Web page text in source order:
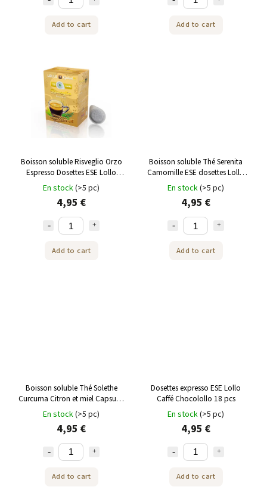
Add to cart Add to cart
Boisson soluble Risveglio Orzo
Espresso Dosettes ESE Lollo
Caffe 18 pcs
En stock(>5 pc)
4,95 €
Add to cart
Boisson soluble Thé Serenita
Camomille ESE dosettes Lollo
Caffe 18 pcs
En stock(>5 pc)
4,95 €
Add to cart
Boisson soluble Thé Solethe
Curcuma Citron et miel Capsules
ESE Lollo Caffe 18 pièces
En stock(>5 pc)
4,95 €
Add to cart
Dosettes expresso ESE Lollo
Caffé Chocolollo 18 pcs
En stock(>5 pc)
4,95 €
Add to cart